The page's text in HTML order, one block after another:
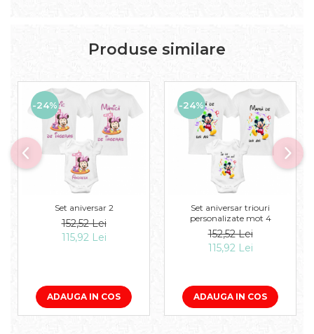
Produse similare
-24%
Set aniversar 2
152,52 Lei
115,92 Lei
ADAUGA IN COS
-24%
Set aniversar triouri
personalizate mot 4
152,52 Lei
115,92 Lei
ADAUGA IN COS